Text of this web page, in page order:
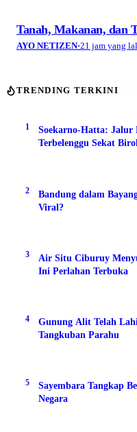
Tanah, Makanan, dan
AYO NETIZEN·21 jam yang
TRENDING TERKINI
1
Soekarno-Hatta: Jalur
Terbelenggu Sekat
2
Bandung dalam
Viral?
3
Air Situ Ciburuy
Ini Perlahan Terbuka
4
Gunung Alit Telah
Tangkuban Parahu
5
Sayembara Tangkap
Negara